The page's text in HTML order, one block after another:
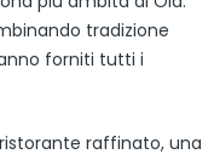
tradizione
forniti tutti i
raffinato, una